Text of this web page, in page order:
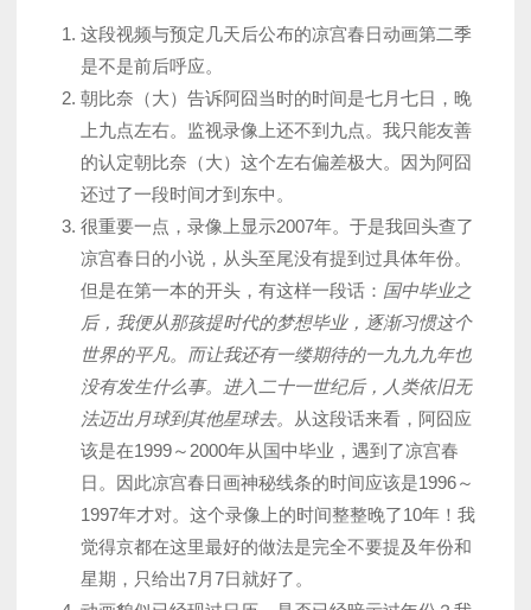
这段视频与预定几天后公布的凉宫春日动画第二季
是不是前后呼应。
朝比奈（大）告诉阿囧当时的时间是七月七日，晚
上九点左右。监视录像上还不到九点。我只能友善
的认定朝比奈（大）这个左右偏差极大。因为阿囧
还过了一段时间才到东中。
很重要一点，录像上显示2007年。于是我回头查了
凉宫春日的小说，从头至尾没有提到过具体年份。
但是在第一本的开头，有这样一段话： 国中毕业之
后，我便从那孩提时代的梦想毕业，逐渐习惯这个
世界的平凡。而让我还有一缕期待的一九九九年也
没有发生什么事。进入二十一世纪后，人类依旧无
法迈出月球到其他星球去。 从这段话来看，阿囧应
该是在1999～2000年从国中毕业，遇到了凉宫春
日。因此凉宫春日画神秘线条的时间应该是1996～
1997年才对。这个录像上的时间整整晚了10年！我
觉得京都在这里最好的做法是完全不要提及年份和
星期，只给出7月7日就好了。